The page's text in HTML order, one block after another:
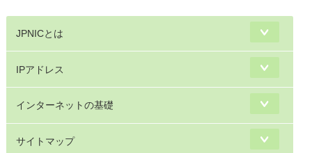
JPNICとは
IPアドレス
インターネットの基礎
サイトマップ